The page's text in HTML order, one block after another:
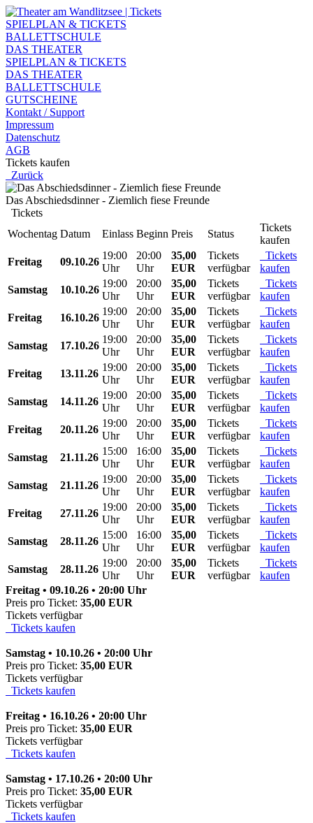
SPIELPLAN & TICKETS
BALLETTSCHULE
DAS THEATER
SPIELPLAN & TICKETS
DAS THEATER
BALLETTSCHULE
GUTSCHEINE
Kontakt / Support
Impressum
Datenschutz
AGB
Tickets kaufen
Zurück
Das Abschiedsdinner - Ziemlich fiese Freunde
Tickets
Wochentag Datum Einlass Beginn Preis Status
Tickets
kaufen
Freitag
09.10.26
19:00
Uhr
20:00
Uhr
35,00
EUR
Tickets
verfügbar
Tickets
kaufen
Samstag
10.10.26
19:00
Uhr
20:00
Uhr
35,00
EUR
Tickets
verfügbar
Tickets
kaufen
Freitag
16.10.26
19:00
Uhr
20:00
Uhr
35,00
EUR
Tickets
verfügbar
Tickets
kaufen
Samstag
17.10.26
19:00
Uhr
20:00
Uhr
35,00
EUR
Tickets
verfügbar
Tickets
kaufen
Freitag
13.11.26
19:00
Uhr
20:00
Uhr
35,00
EUR
Tickets
verfügbar
Tickets
kaufen
Samstag
14.11.26
19:00
Uhr
20:00
Uhr
35,00
EUR
Tickets
verfügbar
Tickets
kaufen
Freitag
20.11.26
19:00
Uhr
20:00
Uhr
35,00
EUR
Tickets
verfügbar
Tickets
kaufen
Samstag
21.11.26
15:00
Uhr
16:00
Uhr
35,00
EUR
Tickets
verfügbar
Tickets
kaufen
Samstag
21.11.26
19:00
Uhr
20:00
Uhr
35,00
EUR
Tickets
verfügbar
Tickets
kaufen
Freitag
27.11.26
19:00
Uhr
20:00
Uhr
35,00
EUR
Tickets
verfügbar
Tickets
kaufen
Samstag
28.11.26
15:00
Uhr
16:00
Uhr
35,00
EUR
Tickets
verfügbar
Tickets
kaufen
Samstag
28.11.26
19:00
Uhr
20:00
Uhr
35,00
EUR
Tickets
verfügbar
Tickets
kaufen
Freitag • 09.10.26 • 20:00 Uhr
Preis pro Ticket: 35,00 EUR
Tickets verfügbar
Tickets kaufen
Samstag • 10.10.26 • 20:00 Uhr
Preis pro Ticket: 35,00 EUR
Tickets verfügbar
Tickets kaufen
Freitag • 16.10.26 • 20:00 Uhr
Preis pro Ticket: 35,00 EUR
Tickets verfügbar
Tickets kaufen
Samstag • 17.10.26 • 20:00 Uhr
Preis pro Ticket: 35,00 EUR
Tickets verfügbar
Tickets kaufen